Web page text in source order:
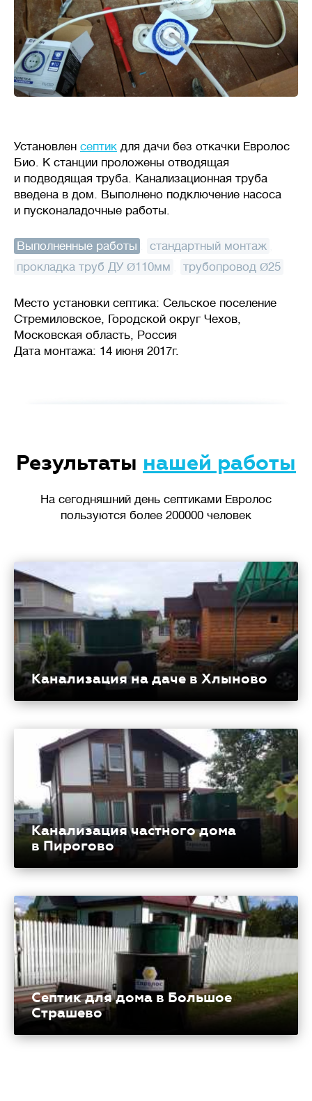
Установлен септик для дачи без откачки Евролос
Био. К станции проложены отводящая
и подводящая труба. Канализационная труба
введена в дом. Выполнено подключение насоса
и пусконаладочные работы.
Выполненные работы стандартный монтаж
прокладка труб ДУ Ø110мм
трубопровод Ø25
Место установки септика: Сельское поселение
Стремиловское, Городской округ Чехов,
Московская область, Россия
Дата монтажа: 14 июня 2017г.
Результаты нашей работы
На сегодняшний день септиками Евролос
пользуются более 200000 человек
Канализация на даче в Хлыново
Канализация частного дома
в Пирогово
Септик для дома в Большое
Страшево